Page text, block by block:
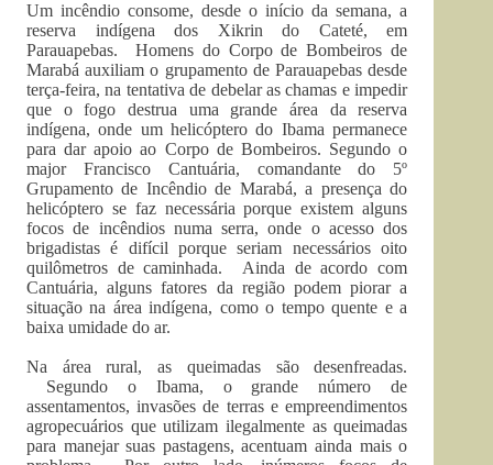
Um incêndio consome, desde o início da semana, a
reserva indígena dos Xikrin do Cateté, em
Parauapebas. Homens do Corpo de Bombeiros de
Marabá auxiliam o grupamento de Parauapebas desde
terça-feira, na tentativa de debelar as chamas e impedir
que o fogo destrua uma grande área da reserva
indígena, onde um helicóptero do Ibama permanece
para dar apoio ao Corpo de Bombeiros. Segundo o
major Francisco Cantuária, comandante do 5º
Grupamento de Incêndio de Marabá, a presença do
helicóptero se faz necessária porque existem alguns
focos de incêndios numa serra, onde o acesso dos
brigadistas é difícil porque seriam necessários oito
quilômetros de caminhada. Ainda de acordo com
Cantuária, alguns fatores da região podem piorar a
situação na área indígena, como o tempo quente e a
baixa umidade do ar.
Na área rural, as queimadas são desenfreadas.
Segundo o Ibama, o grande número de
assentamentos, invasões de terras e empreendimentos
agropecuários que utilizam ilegalmente as queimadas
para manejar suas pastagens, acentuam ainda mais o